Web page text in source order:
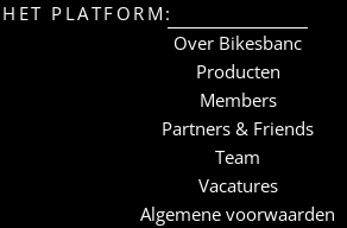
HET PLATFORM:
Over Bikesbanc
Producten
Members
Partners & Friends
Team
Vacatures
Algemene voorwaarden